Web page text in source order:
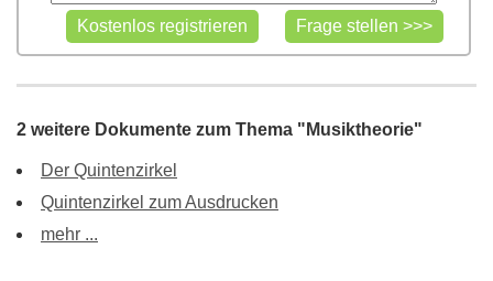
2 weitere Dokumente zum Thema "Musiktheorie"
Der Quintenzirkel
Quintenzirkel zum Ausdrucken
mehr ...